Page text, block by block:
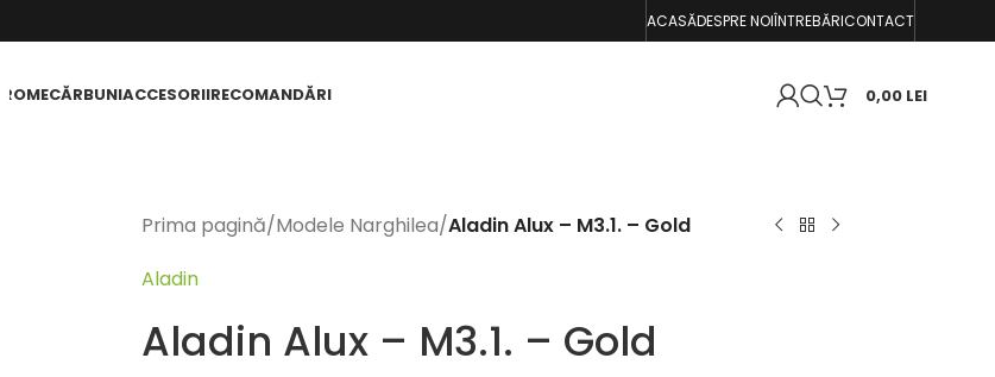
ACASĂDESPRE NOIÎNTREBĂRICONTACT
AROMECĂRBUNIACCESORIIRECOMANDĂRI 0,00 LEI
Prima pagină/Modele Narghilea/Aladin Alux – M3.1. – Gold
Aladin
Aladin Alux – M3.1. – Gold